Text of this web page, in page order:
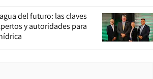
del futuro: las claves
y autoridades para